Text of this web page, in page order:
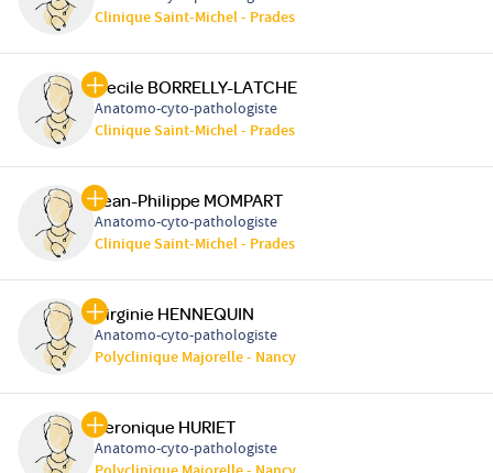
Clinique Saint-Michel - Prades
Cecile BORRELLY-LATCHE
Anatomo-cyto-pathologiste
Clinique Saint-Michel - Prades
Jean-Philippe MOMPART
Anatomo-cyto-pathologiste
Clinique Saint-Michel - Prades
Virginie HENNEQUIN
Anatomo-cyto-pathologiste
Polyclinique Majorelle - Nancy
Veronique HURIET
Anatomo-cyto-pathologiste